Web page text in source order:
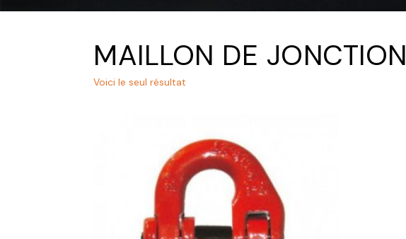
MAILLON DE JONCTION
Voici le seul résultat